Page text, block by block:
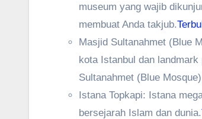
museum yang wajib
membuat Anda takjub.
Masjid Sultanahmet (Blue
kota Istanbul dan
Sultanahmet (Blue
Istana Topkapi: Istana
bersejarah Islam dan dunia.